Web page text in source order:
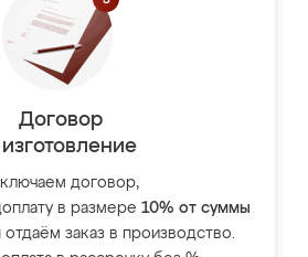
Договор
договор,
в размере 10% от суммы
отдаём заказ в производство.